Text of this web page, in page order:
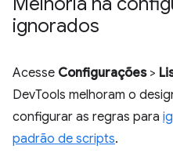
ignorados
Acesse Configurações>
DevTools melhoram o
configurar as regras para
padrão de scripts.